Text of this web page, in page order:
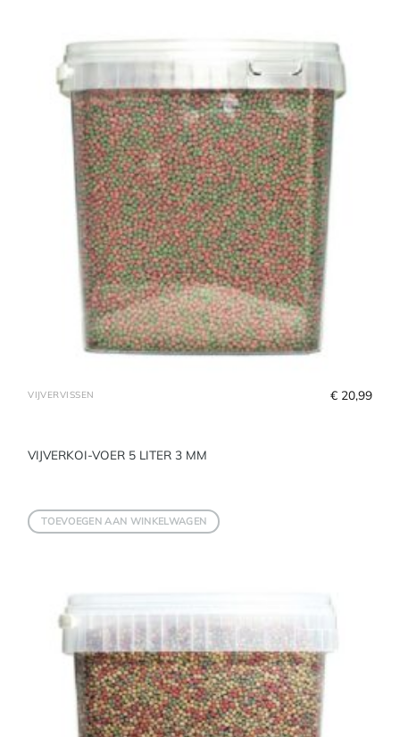
VIJVERVISSEN
VIJVERKOI-VOER 5 LITER 3 MM
€ 20,99
TOEVOEGEN AAN WINKELWAGEN